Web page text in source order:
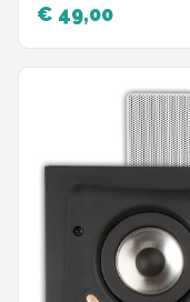
€ 49,00